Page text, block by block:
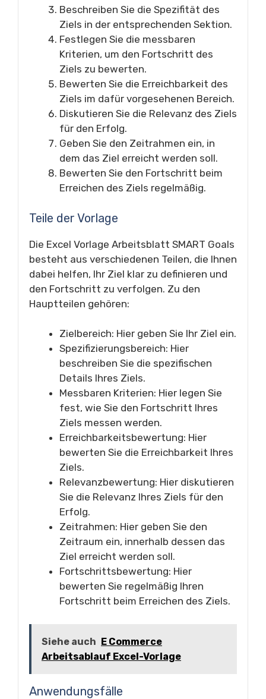
Beschreiben Sie die Spezifität des
Ziels in der entsprechenden Sektion.
Festlegen Sie die messbaren
Kriterien, um den Fortschritt des
Ziels zu bewerten.
Bewerten Sie die Erreichbarkeit des
Ziels im dafür vorgesehenen Bereich.
Diskutieren Sie die Relevanz des Ziels
für den Erfolg.
Geben Sie den Zeitrahmen ein, in
dem das Ziel erreicht werden soll.
Bewerten Sie den Fortschritt beim
Erreichen des Ziels regelmäßig.
Teile der Vorlage
Die Excel Vorlage Arbeitsblatt SMART Goals
besteht aus verschiedenen Teilen, die Ihnen
dabei helfen, Ihr Ziel klar zu definieren und
den Fortschritt zu verfolgen. Zu den
Hauptteilen gehören:
Zielbereich: Hier geben Sie Ihr Ziel ein.
Spezifizierungsbereich: Hier
beschreiben Sie die spezifischen
Details Ihres Ziels.
Messbaren Kriterien: Hier legen Sie
fest, wie Sie den Fortschritt Ihres
Ziels messen werden.
Erreichbarkeitsbewertung: Hier
bewerten Sie die Erreichbarkeit Ihres
Ziels.
Relevanzbewertung: Hier diskutieren
Sie die Relevanz Ihres Ziels für den
Erfolg.
Zeitrahmen: Hier geben Sie den
Zeitraum ein, innerhalb dessen das
Ziel erreicht werden soll.
Fortschrittsbewertung: Hier
bewerten Sie regelmäßig Ihren
Fortschritt beim Erreichen des Ziels.
Siehe auch E Commerce
Arbeitsablauf Excel-Vorlage
Anwendungsfälle